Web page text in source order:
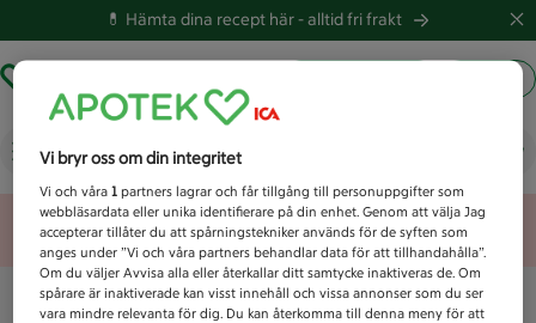
💊 Hämta dina recept här -alltid fri frakt
Vad letar du efter idag?
Unknown error
Vi bryr oss om din integritet
Vi och våra1 partners lagrar och får tillgång till personuppgifter som
webbläsardata eller unika identifierare på din enhet. Genom att välja Jag
accepterar tillåter du att spårningstekniker används för de syften som
anges under ”Vi och våra partners behandlar data för att tillhandahålla”.
Om du väljer Avvisa alla eller återkallar ditt samtycke inaktiveras de. Om
spårare är inaktiverade kan visst innehåll och vissa annonser som du ser
vara mindre relevanta för dig. Du kan återkomma till denna meny för att